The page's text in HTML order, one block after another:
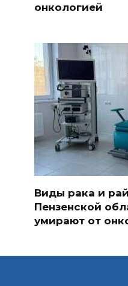
онкологией
Виды рака и
Пензенской
умирают от